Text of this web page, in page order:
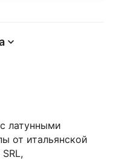
латунными
от итальянской